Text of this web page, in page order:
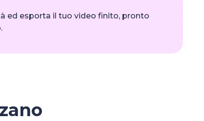
ed esporta il tuo video finito, pronto